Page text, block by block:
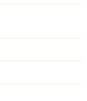
スリーブ ハウスリ
２万／月額保証委
％ ※ペット可は
』お部屋探し まず
部屋探しを、もっ
ニング費用 60000